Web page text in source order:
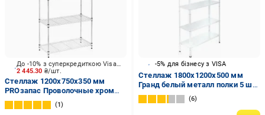
2 445.30 ₴/шт.
До -10% з суперкредиткою Visa Вигода
Стеллаж 1200x750x350 мм
PROзапас Проволочные хром
металл полки 4 шт.
хромированный
1
-5% для бізнесу з VISA
Стеллаж 1800x1200x500 мм
Гранд белый металл полки 5 шт.
крашенный
6